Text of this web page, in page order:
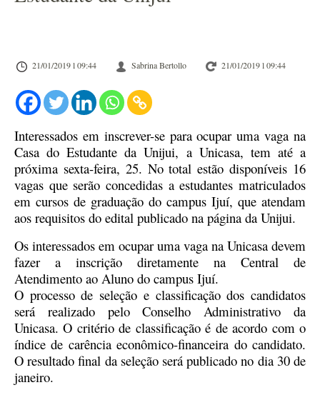
21/01/2019 l 09:44 Sabrina Bertollo 21/01/2019 l 09:44
Interessados em inscrever-se para ocupar uma vaga na
Casa do Estudante da Unijui, a Unicasa, tem até a
próxima sexta-feira, 25. No total estão disponíveis 16
vagas que serão concedidas a estudantes matriculados
em cursos de graduação do campus Ijuí, que atendam
aos requisitos do edital publicado na página da Unijui.
Os interessados em ocupar uma vaga na Unicasa devem
fazer a inscrição diretamente na Central de
Atendimento ao Aluno do campus Ijuí.
O processo de seleção e classificação dos candidatos
será realizado pelo Conselho Administrativo da
Unicasa. O critério de classificação é de acordo com o
índice de carência econômico-financeira do candidato.
O resultado final da seleção será publicado no dia 30 de
janeiro.